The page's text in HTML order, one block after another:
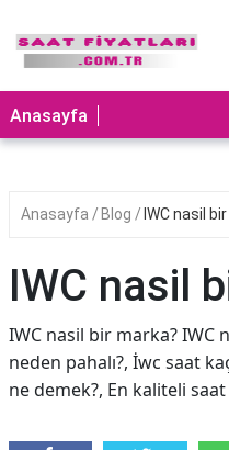
Anasayfa
Anasayfa Blog IWC nasil
IWC nasil
IWC nasil bir marka? IWC
neden pahalı?, İwc saat
ne demek?, En kaliteli